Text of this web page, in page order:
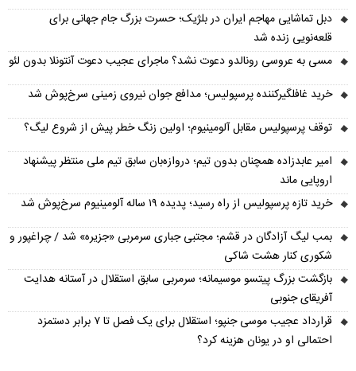
دبل تماشایی مهاجم ایران در بلژیک؛ حسرت بزرگ جام جهانی برای
قلعه‌نویی زنده شد
مسی به عروسی رونالدو دعوت نشد؟ ماجرای عجیب دعوت آنتونلا بدون لئو
خرید غافلگیرکننده پرسپولیس؛ مدافع جوان نیروی زمینی سرخ‌پوش شد
توقف پرسپولیس مقابل آلومینیوم؛ اولین زنگ خطر پیش از شروع لیگ؟
امیر عابدزاده همچنان بدون تیم؛ دروازه‌بان سابق تیم ملی منتظر پیشنهاد
اروپایی ماند
خرید تازه پرسپولیس از راه رسید؛ پدیده ۱۹ ساله آلومینیوم سرخ‌پوش شد
بمب لیگ آزادگان در قشم؛ مجتبی جباری سرمربی «جزیره» شد / چراغپور و
شکوری کنار هشت شاکی
بازگشت بزرگ پیتسو موسیمانه؛ سرمربی سابق استقلال در آستانه هدایت
آفریقای جنوبی
قرارداد عجیب موسی جنپو؛ استقلال برای یک فصل تا ۷ برابر دستمزد
احتمالی او در یونان هزینه کرد؟